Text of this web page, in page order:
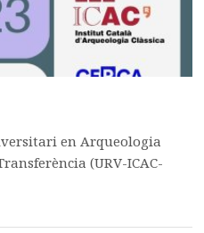
en Arqueologia
(URV-ICAC-